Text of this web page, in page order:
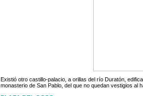
Existió otro castillo-palacio, a orillas del río Duratón,
monasterio de San Pablo, del que no quedan vestigios